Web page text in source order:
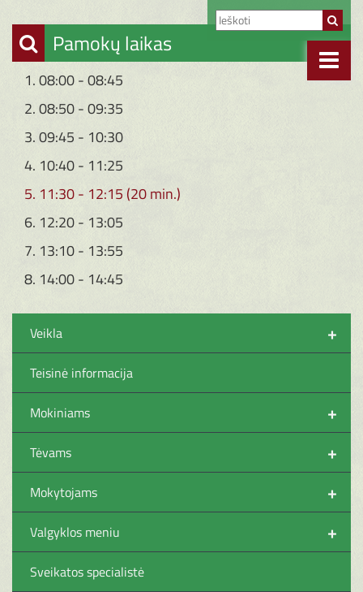
Pamokų laikas
1. 08:00 - 08:45
2. 08:50 - 09:35
3. 09:45 - 10:30
4. 10:40 - 11:25
5. 11:30 - 12:15 (20 min.)
6. 12:20 - 13:05
7. 13:10 - 13:55
8. 14:00 - 14:45
+
Veikla
Teisinė informacija
+
Mokiniams
+
Tėvams
+
Mokytojams
+
Valgyklos meniu
Sveikatos specialistė